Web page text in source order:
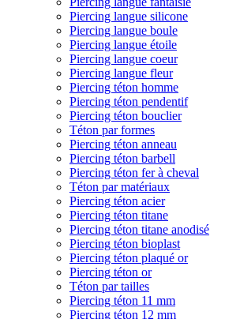
Piercing langue silicone
Piercing langue boule
Piercing langue étoile
Piercing langue coeur
Piercing langue fleur
Piercing téton homme
Piercing téton pendentif
Piercing téton bouclier
Téton par formes
Piercing téton anneau
Piercing téton barbell
Piercing téton fer à cheval
Téton par matériaux
Piercing téton acier
Piercing téton titane
Piercing téton titane anodisé
Piercing téton bioplast
Piercing téton plaqué or
Piercing téton or
Téton par tailles
Piercing téton 11 mm
Piercing téton 12 mm